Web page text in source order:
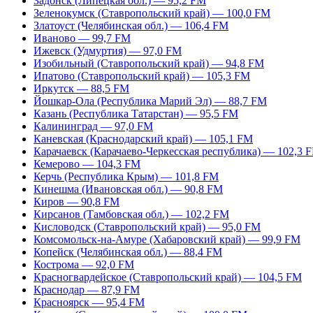
Зеленокумск (Ставропольский край) — 100,0 FM
Златоуст (Челябинская обл.) — 106,4 FM
Иваново — 99,7 FM
Ижевск (Удмуртия) — 97,0 FM
Изобильный (Ставропольский край) — 94,8 FM
Ипатово (Ставропольский край) — 105,3 FM
Иркутск — 88,5 FM
Йошкар-Ола (Республика Марий Эл) — 88,7 FM
Казань (Республика Татарстан) — 95,5 FM
Калининград — 97,0 FM
Каневская (Краснодарский край) — 105,1 FM
Карачаевск (Карачаево-Черкесская республика) — 102,3
Кемерово — 104,3 FM
Керчь (Республика Крым) — 101,8 FM
Кинешма (Ивановская обл.) — 90,8 FM
Киров — 90,8 FM
Кирсанов (Тамбовская обл.) — 102,2 FM
Кисловодск (Ставропольский край) — 95,0 FM
Комсомольск-на-Амуре (Хабаровский край) — 99,9 FM
Копейск (Челябинская обл.) — 88,4 FM
Кострома — 92,0 FM
Красногвардейское (Ставропольский край) — 104,5 FM
Краснодар — 87,9 FM
Красноярск — 95,4 FM